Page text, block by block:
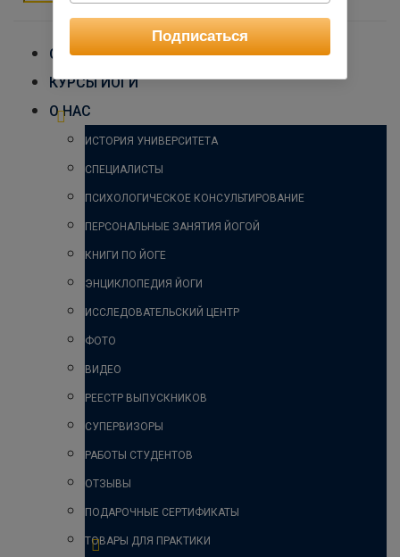
ОБУЧЕНИЕ ПРЕПОДАВАТЕЛЕЙ ЙОГИ
КУРСЫ ЙОГИ
О НАС
ИСТОРИЯ УНИВЕРСИТЕТА
СПЕЦИАЛИСТЫ
ПСИХОЛОГИЧЕСКОЕ КОНСУЛЬТИРОВАНИЕ
ПЕРСОНАЛЬНЫЕ ЗАНЯТИЯ ЙОГОЙ
КНИГИ ПО ЙОГЕ
ЭНЦИКЛОПЕДИЯ ЙОГИ
ИССЛЕДОВАТЕЛЬСКИЙ ЦЕНТР
ФОТО
ВИДЕО
РЕЕСТР ВЫПУСКНИКОВ
СУПЕРВИЗОРЫ
РАБОТЫ СТУДЕНТОВ
ОТЗЫВЫ
ПОДАРОЧНЫЕ СЕРТИФИКАТЫ
ТОВАРЫ ДЛЯ ПРАКТИКИ
Подписаться